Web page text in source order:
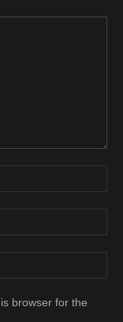
browser for the